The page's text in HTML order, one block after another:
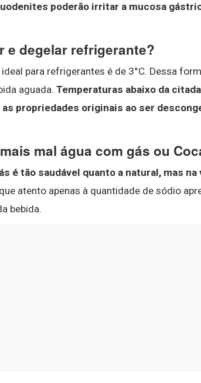
poderão irritar a mucosa
e degelar refrigerante?
para refrigerantes é de 3°C. Dessa
aguada. Temperaturas abaixo da
as propriedades originais ao ser
mal água com gás ou
é tão saudável quanto a natural, mas
atento apenas à quantidade de sódio
bebida.